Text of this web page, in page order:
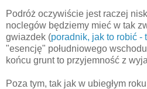
Podróż oczywiście jest raczej
noclegów będziemy mieć w tak
gwiazdek (poradnik, jak to robić -
"esencję" południowego
końcu grunt to przyjemność z
Poza tym, tak jak w ubiegłym